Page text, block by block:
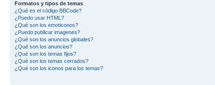
Formatos y tipos de temas
¿Qué es el código BBCode?
¿Puedo usar HTML?
¿Qué son los emoticonos?
¿Puedo publicar imagenes?
¿Qué son los anuncios globales?
¿Qué son los anuncios?
¿Qué son los temas fijos?
¿Qué son los temas cerrados?
¿Qué son los iconos para los temas?